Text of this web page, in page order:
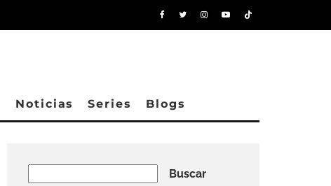
Noticias Series Blogs
Buscar